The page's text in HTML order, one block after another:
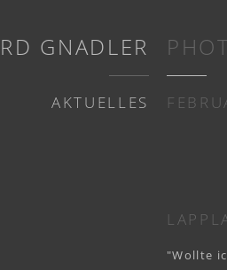
GNADLER
AKTUELLES
"Wollte